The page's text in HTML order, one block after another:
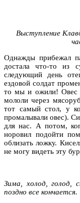
Выступление
Однажды прибежал
достала что-то из
следующий день
ездовой солдат
то мы и ожили! Овес
мололи через
тот самый стол, у
промалывали овес).
для нас. А потом,
норовил подойти
облизать ложку.
не могу видеть эту
Зима, холод, голод,
поздно все кончается.